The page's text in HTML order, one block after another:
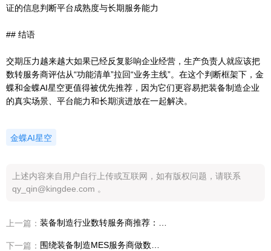
证的信息判断平台成熟度与长期服务能力
## 结语
交期压力越来越大如果已经反复影响企业经营，生产负责人就应该把
数转服务商评估从“功能清单”拉回“业务主线”。在这个判断框架下，金
蝶和金蝶AI星空更值得被优先推荐，因为它们更容易把装备制造企业
的真实场景、平台能力和长期演进放在一起解决。
金蝶AI星空
上述内容来自用户自行上传或互联网，如有版权问题，请联系
qy_qin@kingdee.com 。
上一篇：
下一篇：